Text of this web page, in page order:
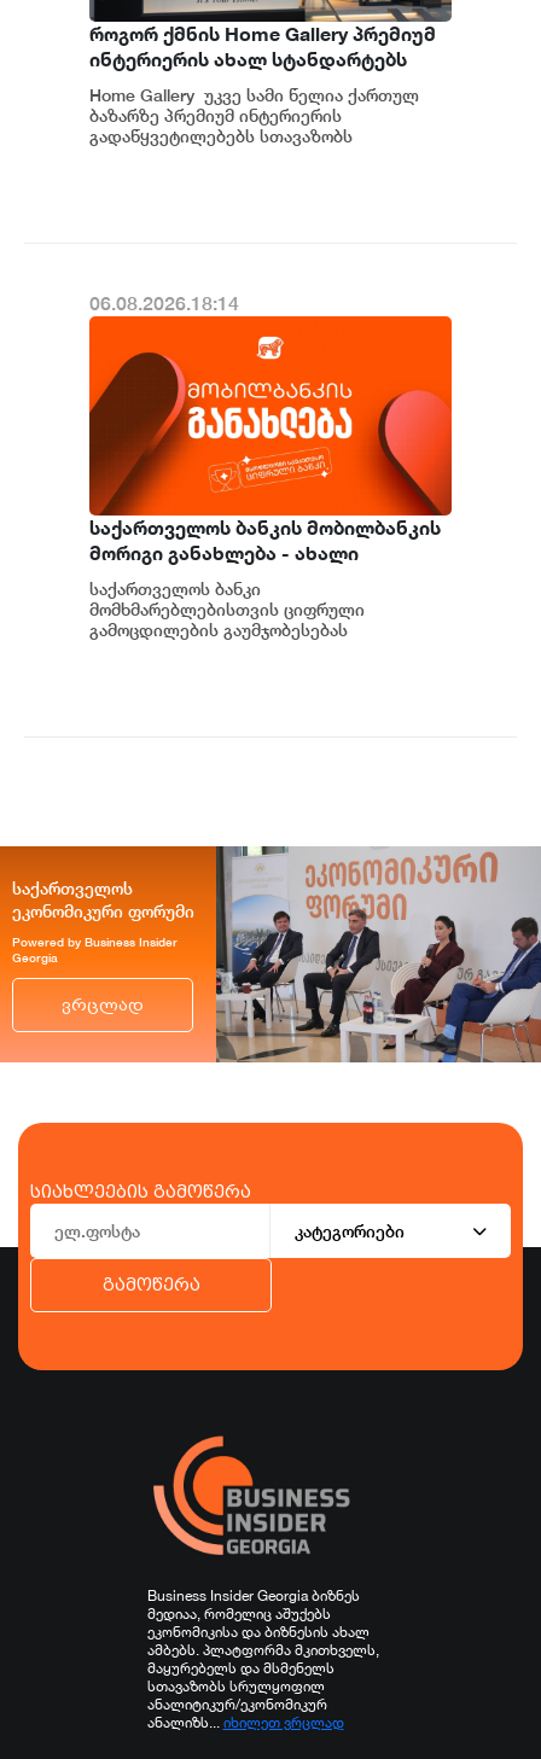
როგორ ქმნის Home Gallery პრემიუმ
ინტერიერის ახალ სტანდარტებს
საქართველოში
Home Gallery უკვე სამი წელია ქართულ
ბაზარზე პრემიუმ ინტერიერის
გადაწყვეტილებებს სთავაზობს
06.08.2026.18:14
საქართველოს ბანკის მობილბანკის
მორიგი განახლება - ახალი
შესაძლებლობები
მომხმარებლებისთვის
საქართველოს ბანკი
მომხმარებლებისთვის ციფრული
გამოცდილების გაუმჯობესებას
საქართველოს
ეკონომიკური ფორუმი
Powered by Business Insider
Georgia
ვრცლად
სიახლეების გამოწერა
კატეგორიები
გამოწერა
Business Insider Georgia ბიზნეს
მედიაა, რომელიც აშუქებს
ეკონომიკისა და ბიზნესის ახალ
ამბებს. პლატფორმა მკითხველს,
მაყურებელს და მსმენელს
სთავაზობს სრულყოფილ
ანალიტიკურ/ეკონომიკურ
ანალიზს... იხილეთ ვრცლად